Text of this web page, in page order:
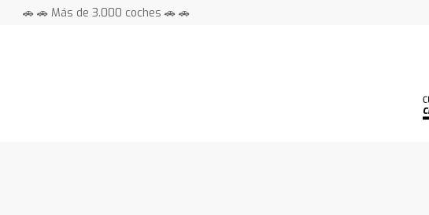
🚗 🚗 Más de 3.000 coches 🚗 🚗